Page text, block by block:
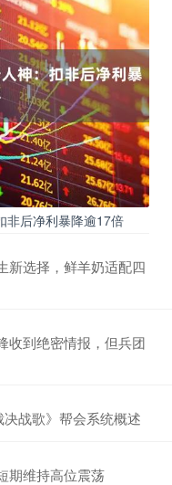
非后净利暴降逾17倍
新选择，鲜羊奶适配四
收到绝密情报，但兵团
战歌》帮会系统概述
期维持高位震荡